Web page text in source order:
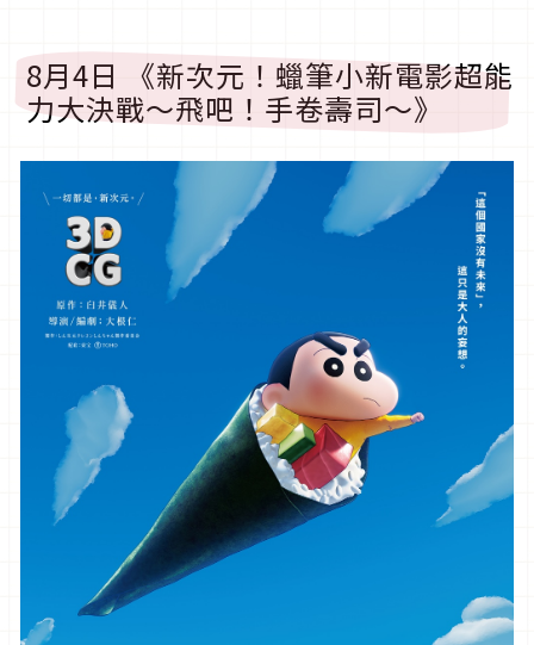
8月4日 《新次元！蠟筆小新電影超能
力大決戰～飛吧！手卷壽司～》